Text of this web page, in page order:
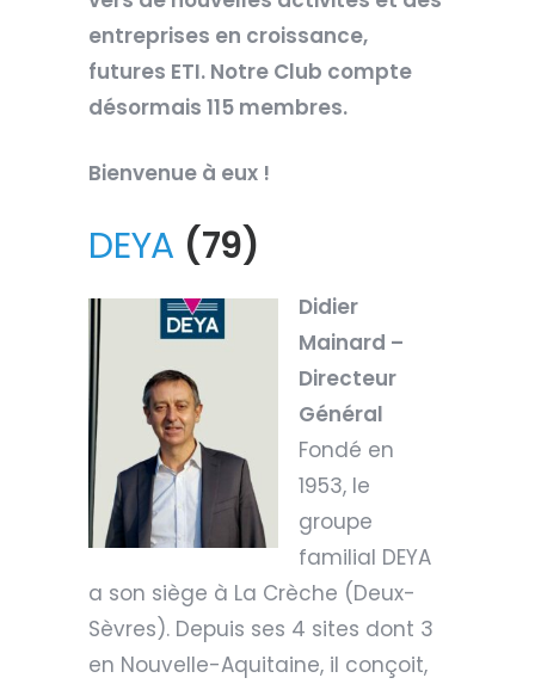
entreprises en croissance,
futures ETI. Notre Club compte
désormais 115 membres.
Bienvenue à eux !
DEYA (79)
Didier
Mainard –
Directeur
Général
Fondé en
1953, le
groupe
familial DEYA
a son siège à La Crèche (Deux-
Sèvres). Depuis ses 4 sites dont 3
en Nouvelle-Aquitaine, il conçoit,